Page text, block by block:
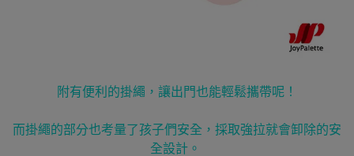
附有便利的掛繩，讓出門也能輕鬆攜帶呢！
而掛繩的部分也考量了孩子們安全，採取強拉就會卸除的安
全設計。